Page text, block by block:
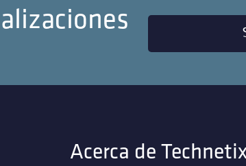
Acerca de